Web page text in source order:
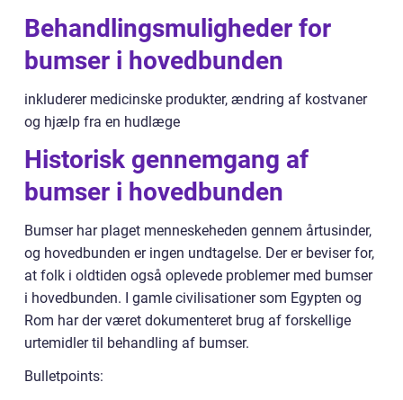
Behandlingsmuligheder for
bumser i hovedbunden
inkluderer medicinske produkter, ændring af kostvaner
og hjælp fra en hudlæge
Historisk gennemgang af
bumser i hovedbunden
Bumser har plaget menneskeheden gennem årtusinder,
og hovedbunden er ingen undtagelse. Der er beviser for,
at folk i oldtiden også oplevede problemer med bumser
i hovedbunden. I gamle civilisationer som Egypten og
Rom har der været dokumenteret brug af forskellige
urtemidler til behandling af bumser.
Bulletpoints: